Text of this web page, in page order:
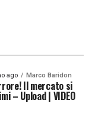
ago Marco Baridon
Il mercato si
– Upload | VIDEO